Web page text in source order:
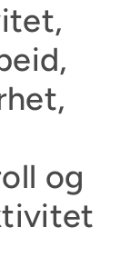
og